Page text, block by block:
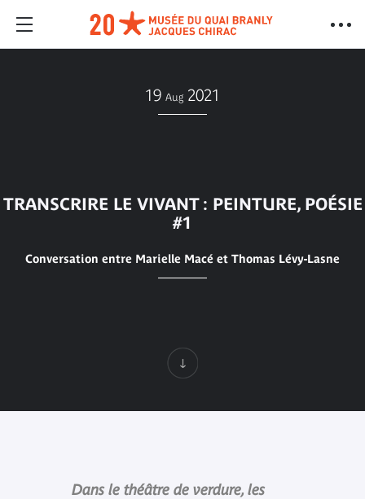
19 Aug 2021
TRANSCRIRE LE VIVANT : PEINTURE, POÉSIE
#1
Conversation entre Marielle Macé et Thomas Lévy-Lasne
Dans le théâtre de verdure, les